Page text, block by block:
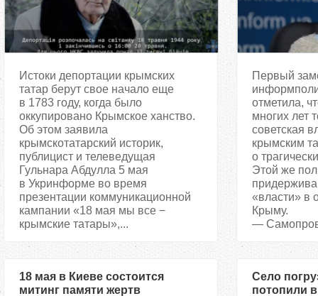
Истоки депортации крымских
татар берут свое начало еще
в 1783 году, когда было
оккупировано Крымское ханство.
Об этом заявила
крымскотатарский историк,
публицист и телеведущая
Гульнара Абдулла 5 мая
в Укринформе во время
презентации коммуникационной
кампании «18 мая мы все −
крымские татары»,...
Первый
отметила,
многих лет
советская
крымским
о
Этой же
«власти» в
Крыму.
—
18 мая в Киеве состоится
митинг памяти жертв
Село
потопили